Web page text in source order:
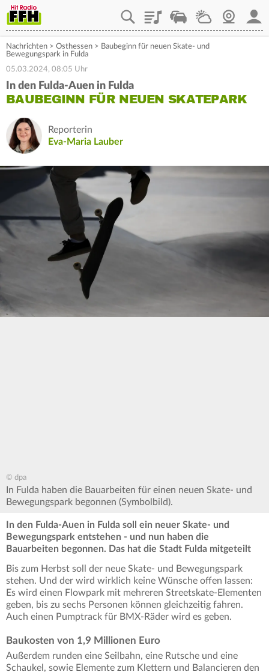
PlaylistStaupilotWetterWebcam
Nachrichten > Osthessen > Baubeginn für neuen Skate- und
Bewegungspark in Fulda
05.03.2024, 08:05 Uhr
In den Fulda-Auen in Fulda
BAUBEGINN FÜR NEUEN SKATEPARK
Reporterin
Eva-Maria Lauber
© dpa
In Fulda haben die Bauarbeiten für einen neuen Skate- und
Bewegungspark begonnen (Symbolbild).
In den Fulda-Auen in Fulda soll ein neuer Skate- und
Bewegungspark entstehen - und nun haben die
Bauarbeiten begonnen. Das hat die Stadt Fulda mitgeteilt
Bis zum Herbst soll der neue Skate- und Bewegungspark
stehen. Und der wird wirklich keine Wünsche offen lassen:
Es wird einen Flowpark mit mehreren Streetskate-Elementen
geben, bis zu sechs Personen können gleichzeitig fahren.
Auch einen Pumptrack für BMX-Räder wird es geben.
Baukosten von 1,9 Millionen Euro
Außerdem runden eine Seilbahn, eine Rutsche und eine
Schaukel, sowie Elemente zum Klettern und Balancieren den